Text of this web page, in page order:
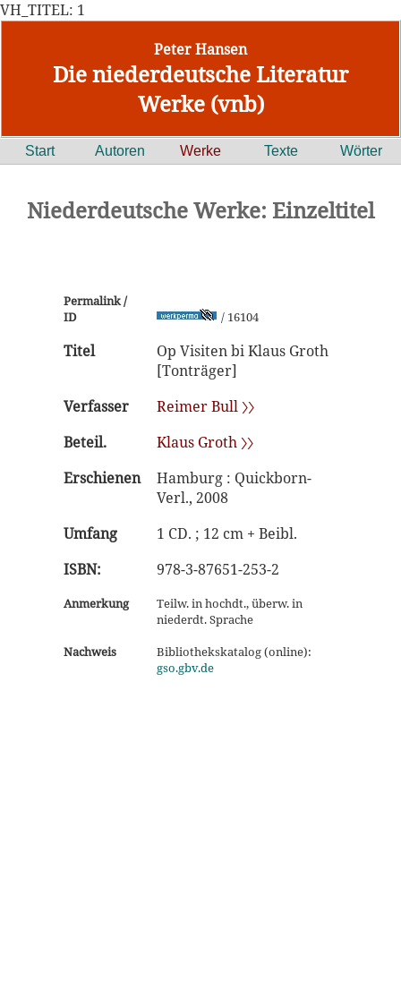
VH_TITEL: 1
Peter Hansen
Die niederdeutsche Literatur
Werke (vnb)
Start Autoren Werke Texte Wörter
Niederdeutsche Werke: Einzeltitel
Permalink /
ID
/ 16104
Titel
Op Visiten bi Klaus Groth
[Tonträger]
Verfasser
Reimer Bull 〉〉
Beteil.
Klaus Groth 〉〉
Erschienen
Hamburg : Quickborn-
Verl., 2008
Umfang
1 CD. ; 12 cm + Beibl.
ISBN:
978-3-87651-253-2
Anmerkung
Teilw. in hochdt., überw. in
niederdt. Sprache
Nachweis
Bibliothekskatalog (online):
gso.gbv.de